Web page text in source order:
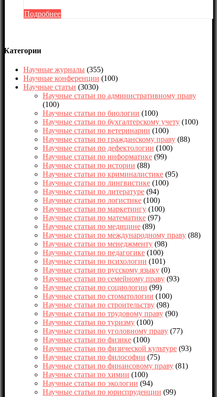
Подробнее
Категории
Научные журналы (355)
Научные конференции (100)
Научные статьи (3030)
Научные статьи по административному праву
(100)
Научные статьи по биологии (100)
Научные статьи по бухгалтерскому учету (100)
Научные статьи по ветеринарии (100)
Научные статьи по гражданскому праву (88)
Научные статьи по дефектологии (100)
Научные статьи по информатике (99)
Научные статьи по истории (88)
Научные статьи по криминалистике (95)
Научные статьи по лингвистике (100)
Научные статьи по литературе (94)
Научные статьи по логистике (100)
Научные статьи по маркетингу (100)
Научные статьи по математике (97)
Научные статьи по медицине (89)
Научные статьи по международному праву (88)
Научные статьи по менеджменту (98)
Научные статьи по педагогике (100)
Научные статьи по психологии (101)
Научные статьи по русскому языку (0)
Научные статьи по семейному праву (93)
Научные статьи по социологии (99)
Научные статьи по стоматологии (100)
Научные статьи по строительству (98)
Научные статьи по трудовому праву (90)
Научные статьи по туризму (100)
Научные статьи по уголовному праву (77)
Научные статьи по физике (100)
Научные статьи по физической культуре (93)
Научные статьи по философии (75)
Научные статьи по финансовому праву (81)
Научные статьи по химии (100)
Научные статьи по экологии (94)
Научные статьи по юриспруденции (99)